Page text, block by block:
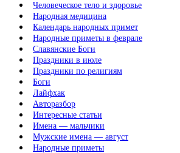
Человеческое тело и здоровье
Народная медицина
Календарь народных примет
Народные приметы в феврале
Славянские Боги
Праздники в июле
Праздники по религиям
Боги
Лайфхак
Авторазбор
Интересные статьи
Имена — мальчики
Мужские имена — август
Народные приметы